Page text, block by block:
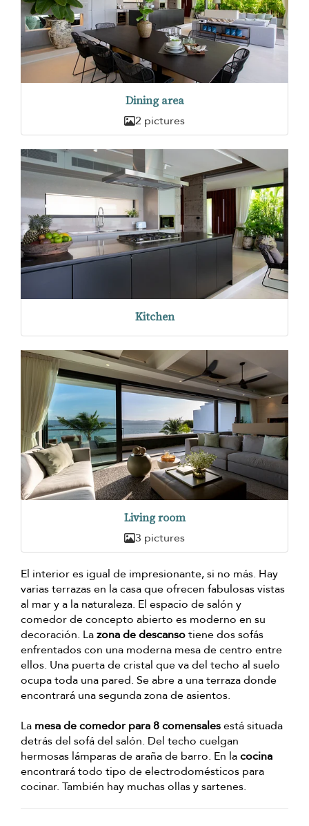
Dining area
2 pictures
Kitchen
Living room
3 pictures
El interior es igual de impresionante, si no más. Hay
varias terrazas en la casa que ofrecen fabulosas vistas
al mar y a la naturaleza. El espacio de salón y
comedor de concepto abierto es moderno en su
decoración. Lazona de descansotiene dos sofás
enfrentados con una moderna mesa de centro entre
ellos. Una puerta de cristal que va del techo al suelo
ocupa toda una pared. Se abre a una terraza donde
encontrará una segunda zona de asientos.
La mesa de comedor para 8 comensalesestá situada
detrás del sofá del salón. Del techo cuelgan
hermosas lámparas de araña de barro. En lacocina
encontrará todo tipo de electrodomésticos para
cocinar. También hay muchas ollas y sartenes.